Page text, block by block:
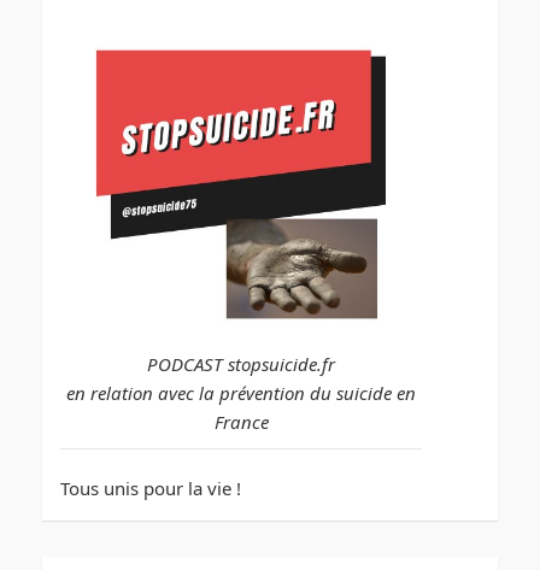
PODCAST stopsuicide.fr
en relation avec la prévention du suicide en
France
Tous unis pour la vie !